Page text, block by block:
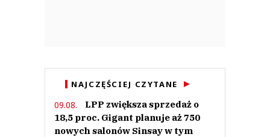
NAJCZĘŚCIEJ CZYTANE
09.08.
LPP zwiększa sprzedaż o
18,5 proc. Gigant planuje aż 750
nowych salonów Sinsay w tym